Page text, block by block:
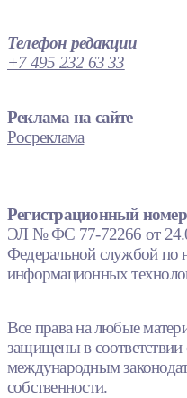
Телефон редакции
+7 495 232 63 33
Реклама на сайте
Росреклама
Регистрационный
ЭЛ № ФС 77-72266 от
Федеральной службой по
информационных
Все права на любые
защищены в соответствии
международным
собственности.